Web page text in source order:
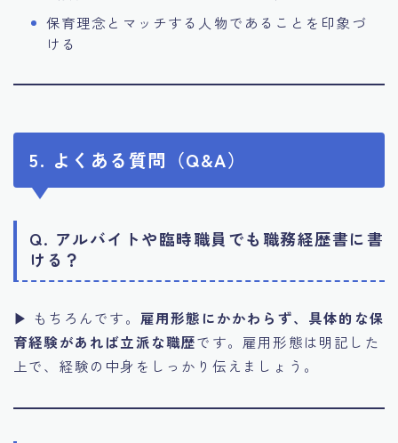
保育理念とマッチする人物であることを印象づ
ける
5. よくある質問（Q&A）
Q. アルバイトや臨時職員でも職務経歴書に書
ける？
▶ もちろんです。 雇用形態にかかわらず、具体的な保
育経験があれば立派な職歴です。雇用形態は明記した
上で、経験の中身をしっかり伝えましょう。